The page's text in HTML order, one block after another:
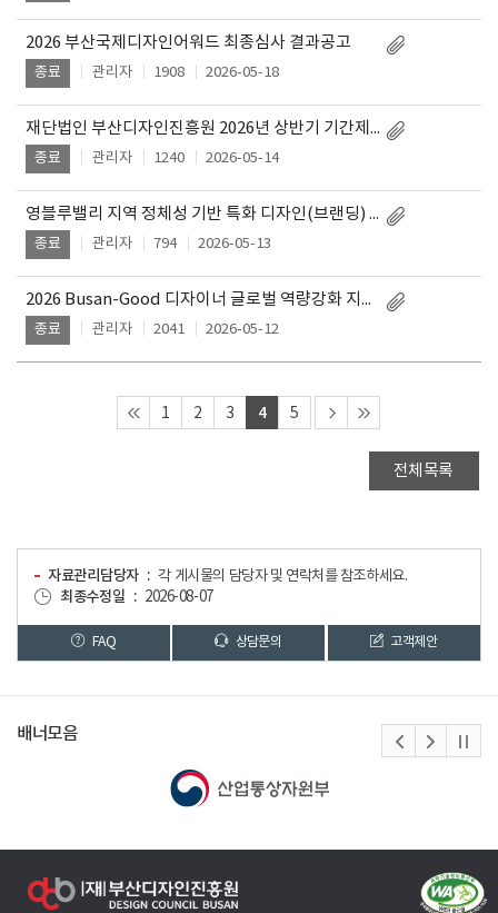
2026 부산국제디자인어워드 최종심사 결과공고
종료 관리자 1908 2026-05-18
재단법인 부산디자인진흥원 2026년 상반기 기간제 직원 채용(2차) 서류전형 합격자 발표
종료 관리자 1240 2026-05-14
영블루밸리 지역 정체성 기반 특화 디자인(브랜딩) 개발 용역 입찰 재공고
종료 관리자 794 2026-05-13
2026 Busan-Good 디자이너 글로벌 역량강화 지원사업 해외 역량강화 프로그램 참여 디자이너 모집 공고
종료 관리자 2041 2026-05-12
1 2 3 4 5
전체목록
자료관리담당자
각 게시물의 담당자 및 연락처를 참조하세요.
최종수정일
2026-08-07
FAQ 상담문의 고객제안
배너모음